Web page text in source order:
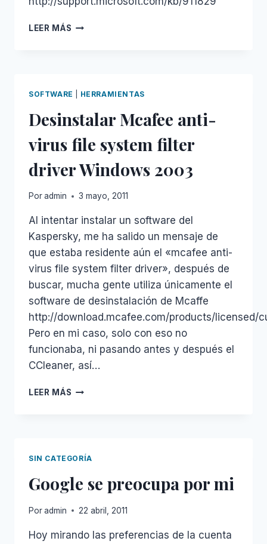
LEER MÁS ERROR
EL
EXCHANGE
WEB
(OWA)
SOFTWARE HERRAMIENTAS
Desinstalar Mcafee anti-
virus file system filter
driver Windows 2003
Poradmin 3 mayo, 2011
Al intentar instalar un software del
Kaspersky, me ha salido un mensaje de
que estaba residente aún el «mcafee anti-
virus file system filter driver», después de
buscar, mucha gente utiliza únicamente el
software de desinstalación de Mcaffe
http://download.mcafee.com/products/licensed/
Pero en mi caso, solo con eso no
funcionaba, ni pasando antes y después el
CCleaner, así…
LEER MÁS DESINSTALAR
SYSTEM
DRIVER
WINDOWS
SIN CATEGORÍA
Google se preocupa por mi
Poradmin 22 abril, 2011
Hoy mirando las preferencias de la cuenta